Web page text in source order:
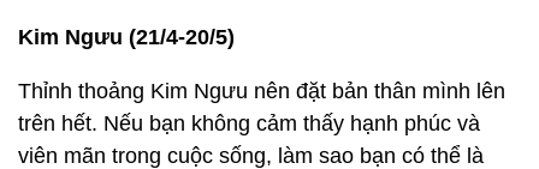
Kim Ngưu (21/4-20/5)
Thỉnh thoảng Kim Ngưu nên đặt bản thân mình lên
trên hết. Nếu bạn không cảm thấy hạnh phúc và
viên mãn trong cuộc sống, làm sao bạn có thể là